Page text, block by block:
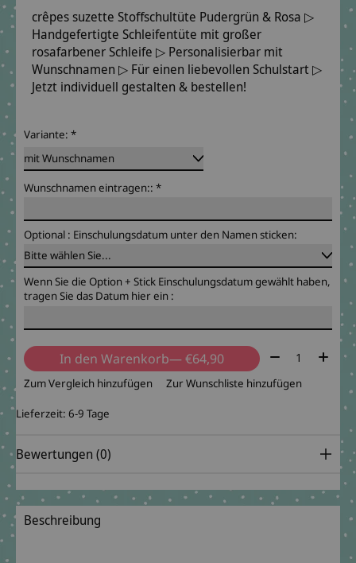
crêpes suzette Stoffschultüte Pudergrün & Rosa ▷
Handgefertigte Schleifentüte mit großer
rosafarbener Schleife ▷ Personalisierbar mit
Wunschnamen ▷ Für einen liebevollen Schulstart ▷
Jetzt individuell gestalten & bestellen!
Variante: *
Wunschnamen eintragen:: *
Optional : Einschulungsdatum unter den Namen sticken:
Wenn Sie die Option + Stick Einschulungsdatum gewählt haben,
tragen Sie das Datum hier ein :
In den Warenkorb — €64,90 Menge:
Zum Vergleich hinzufügen Zur Wunschliste hinzufügen
Lieferzeit: 6-9 Tage
Bewertungen (0)
Beschreibung